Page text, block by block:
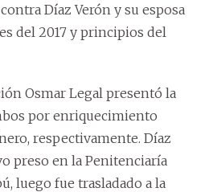
Díaz Verón y su esposa
del 2017 y principios del
Osmar Legal presentó la
por enriquecimiento
respectivamente. Díaz
preso en la Penitenciaría
luego fue trasladado a la